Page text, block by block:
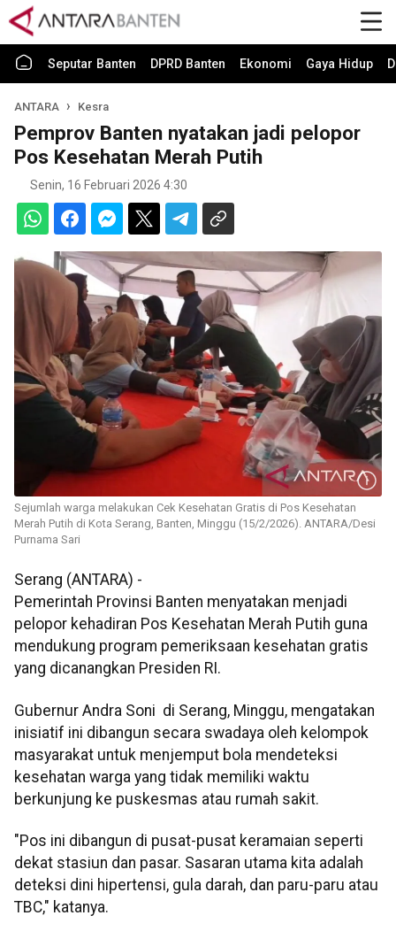
Seputar Banten DPRD Banten Ekonomi Gaya Hidup
ANTARA Kesra
Pemprov Banten nyatakan jadi pelopor
Pos Kesehatan Merah Putih
Senin, 16 Februari 2026 4:30
Sejumlah warga melakukan Cek Kesehatan Gratis di Pos Kesehatan
Merah Putih di Kota Serang, Banten, Minggu (15/2/2026). ANTARA/Desi
Purnama Sari
Serang (ANTARA) -
Pemerintah Provinsi Banten menyatakan menjadi
pelopor kehadiran Pos Kesehatan Merah Putih guna
mendukung program pemeriksaan kesehatan gratis
yang dicanangkan Presiden RI.
Gubernur Andra Soni di Serang, Minggu, mengatakan
inisiatif ini dibangun secara swadaya oleh kelompok
masyarakat untuk menjemput bola mendeteksi
kesehatan warga yang tidak memiliki waktu
berkunjung ke puskesmas atau rumah sakit.
"Pos ini dibangun di pusat-pusat keramaian seperti
dekat stasiun dan pasar. Sasaran utama kita adalah
deteksi dini hipertensi, gula darah, dan paru-paru atau
TBC," katanya.